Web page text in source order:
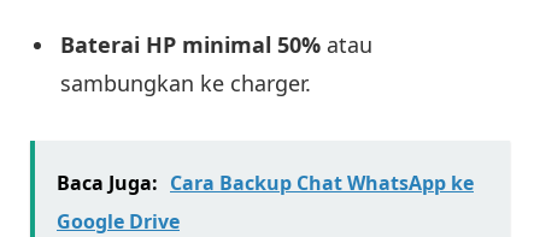
Baterai HP minimal 50% atau
sambungkan ke charger.
Baca Juga: Cara Backup Chat WhatsApp ke
Google Drive